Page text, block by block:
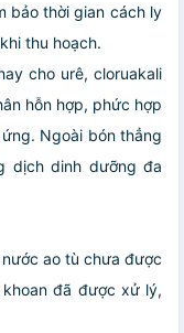
bảo thời gian cách ly
thu hoạch.
cho urê, cloruakali
hỗn hợp, phức hợp
Ngoài bón thẳng
dịch dinh dưỡng đa
ao tù chưa được
đã được xử lý,